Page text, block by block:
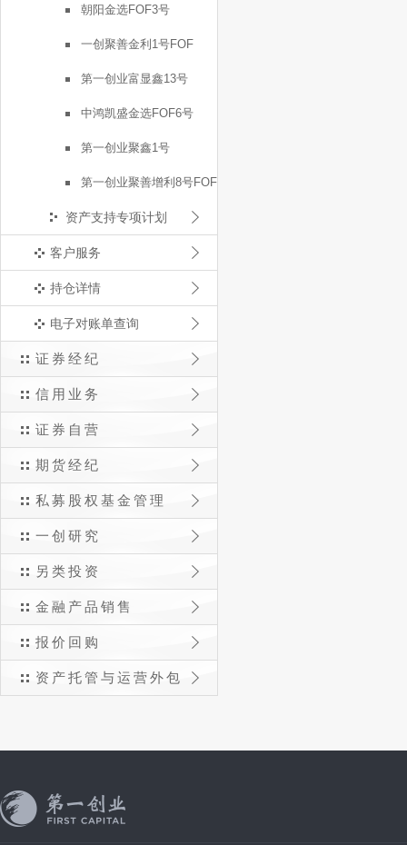
朝阳金选FOF3号
一创聚善金利1号FOF
第一创业富显鑫13号
中鸿凯盛金选FOF6号
第一创业聚鑫1号
第一创业聚善增利8号FOF
资产支持专项计划
客户服务
持仓详情
电子对账单查询
证券经纪
信用业务
证券自营
期货经纪
私募股权基金管理
一创研究
另类投资
金融产品销售
报价回购
资产托管与运营外包